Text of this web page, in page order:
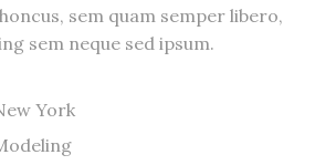
sem quam semper libero,
sem neque sed ipsum.
York